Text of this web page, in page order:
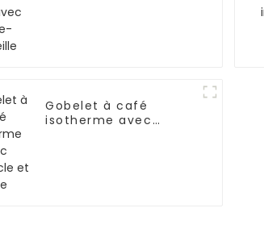
Gobelet à café
isotherme avec